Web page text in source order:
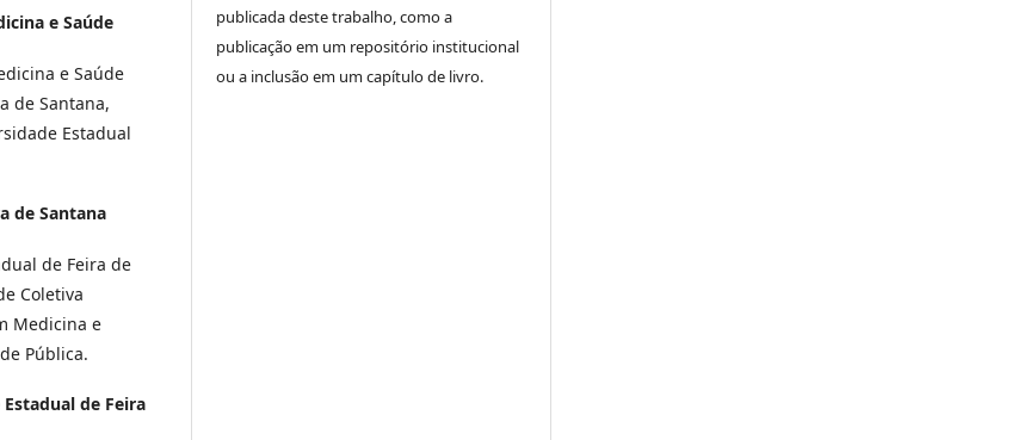
e Saúde
e Saúde
de Santana,
Estadual
de Santana
de Feira de
Coletiva
Medicina e
Pública.
de Feira
publicada deste trabalho, como a
publicação em um repositório institucional
ou a inclusão em um capítulo de livro.